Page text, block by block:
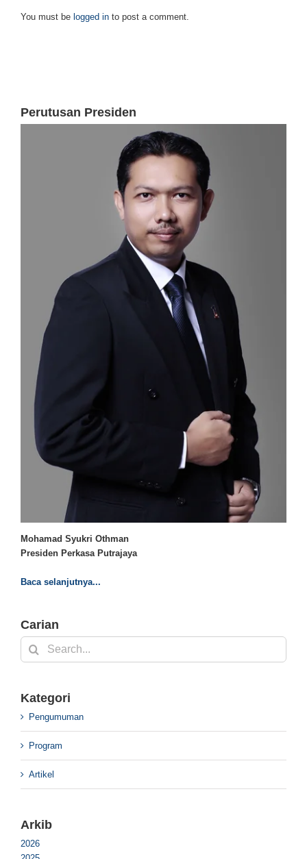
You must be logged in to post a comment.
Perutusan Presiden
Mohamad Syukri Othman
Presiden Perkasa Putrajaya
Baca selanjutnya...
Carian
Search
for:
Kategori
Pengumuman
Program
Artikel
Arkib
2026